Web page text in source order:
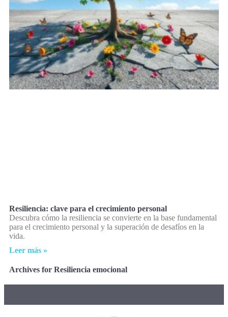
Resiliencia: clave para el crecimiento personal
Descubra cómo la resiliencia se convierte en la base fundamental
para el crecimiento personal y la superación de desafíos en la
vida.
Leer más »
Archives for Resiliencia emocional